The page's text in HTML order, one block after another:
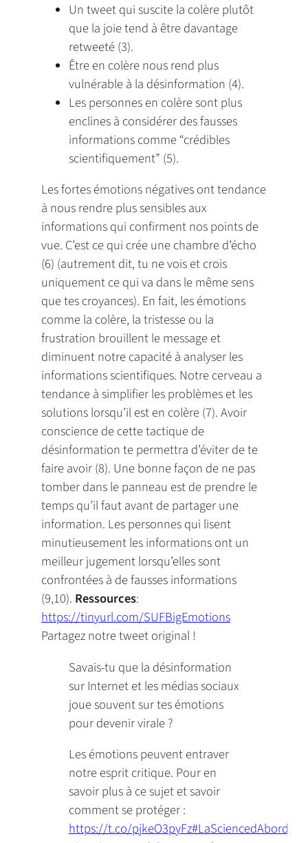
Un tweet qui suscite la colère plutôt
que la joie tend à être davantage
retweeté (3).
Être en colère nous rend plus
vulnérable à la désinformation (4).
Les personnes en colère sont plus
enclines à considérer des fausses
informations comme “crédibles
scientifiquement” (5).
Les fortes émotions négatives ont tendance
à nous rendre plus sensibles aux
informations qui confirment nos points de
vue. C’est ce qui crée une chambre d’écho
(6) (autrement dit, tu ne vois et crois
uniquement ce qui va dans le même sens
que tes croyances). En fait, les émotions
comme la colère, la tristesse ou la
frustration brouillent le message et
diminuent notre capacité à analyser les
informations scientifiques. Notre cerveau a
tendance à simplifier les problèmes et les
solutions lorsqu’il est en colère (7). Avoir
conscience de cette tactique de
désinformation te permettra d’éviter de te
faire avoir (8). Une bonne façon de ne pas
tomber dans le panneau est de prendre le
temps qu’il faut avant de partager une
information. Les personnes qui lisent
minutieusement les informations ont un
meilleur jugement lorsqu’elles sont
confrontées à de fausses informations
(9,10). Ressources:
https://tinyurl.com/SUFBigEmotions
Partagez notre tweet original !
Savais-tu que la désinformation
sur Internet et les médias sociaux
joue souvent sur tes émotions
pour devenir virale ?
Les émotions peuvent entraver
notre esprit critique. Pour en
savoir plus à ce sujet et savoir
comment se protéger :
https://t.co/pjkeO3pyFz#LaSciencedAbord